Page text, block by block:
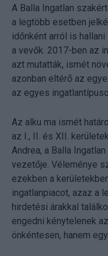
A Balla Ingatlan
a legtöbb esetben
időnként arról is
a vevők. 2017-ben az
azt mutatták, ismét
azonban eltérő az
az egyes
Az alku ma ismét
az I., II. és XII.
Andrea, a Balla
vezetője. Véleménye
ezekben a
ingatlanpiacot, azaz a
hirdetési árakkal
engedni kénytelenek
önkéntesen, hanem